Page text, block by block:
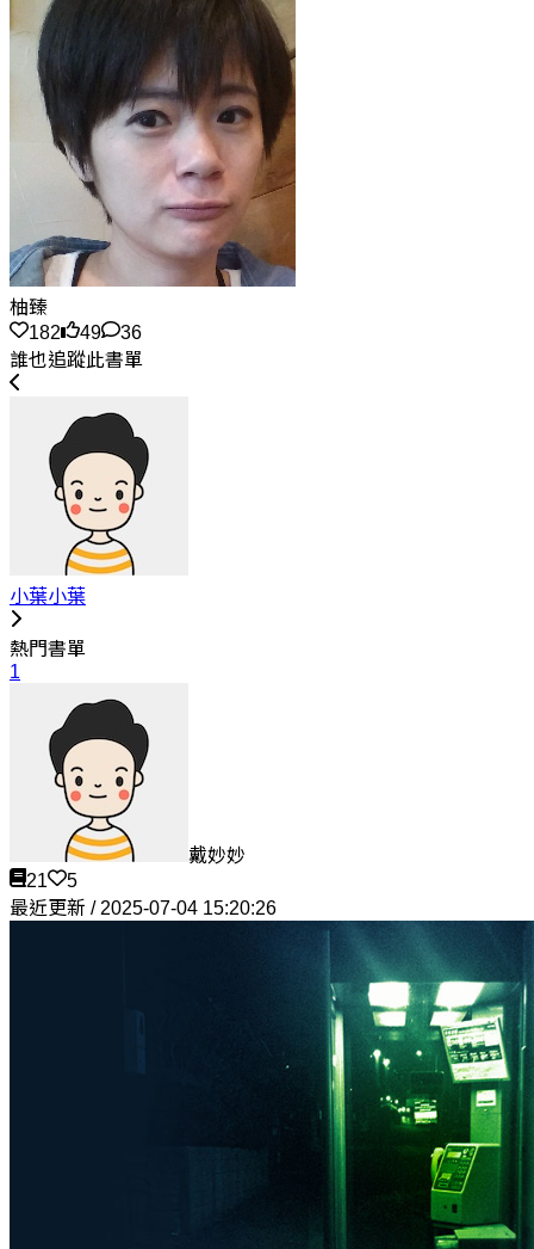
柚臻
182
49
36
誰也追蹤此書單
小葉小葉
熱門書單
1
戴妙妙
21
5
最近更新 / 2025-07-04 15:20:26